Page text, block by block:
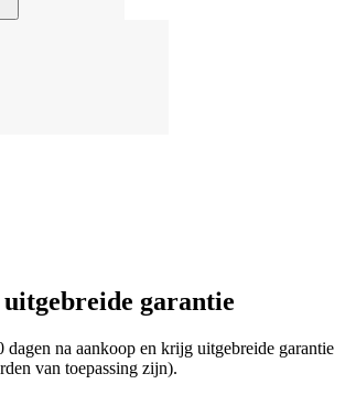
garantie
dagen na aankoop en krijg uitgebreide garantie
van toepassing zijn).